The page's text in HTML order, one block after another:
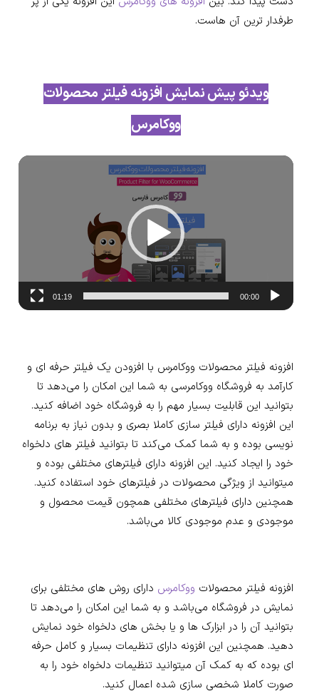
طرفدار ترین آن هاست.
ویدئو پیش نمایش افزونه فیلتر محصولات
ووکامرس
نمایشگر
00:00
01:19
افزونه فیلتر محصولات ووکامرس با افزودن یک فیلتر حرفه ای و
کارآمد به فروشگاه ووکامرسی به شما این امکان را می‌دهد تا
بتوانید این قابلیت بسیار مهم را به فروشگاه خود اضافه کنید.
این افزونه دارای فیلتر سازی کاملا بصری و بدون نیاز به برنامه
نویسی بوده و به شما کمک می‌کند تا بتوانید فیلتر های دلخواه
خود را ایجاد کنید. این افزونه دارای فیلترهای مختلفی بوده و
میتوانید از ویژگی محصولات در فیلترهای خود استفاده کنید.
همچنین دارای فیلترهای مختلفی همچون قیمت محصول و
موجودی و عدم موجودی کالا می‌باشد.
افزونه فیلتر محصولات ووکامرس دارای روش های مختلفی برای
نمایش در فروشگاه می‌باشد و به شما این امکان را می‌دهد تا
بتوانید آن را در ابزارک ها و یا بخش های دلخواه خود نمایش
دهید. همچنین این افزونه دارای تنظیمات بسیار و کامل حرفه
ای بوده که به کمک آن میتوانید تنظیمات دلخواه خود را به
صورت کاملا شخصی سازی شده اعمال کنید.